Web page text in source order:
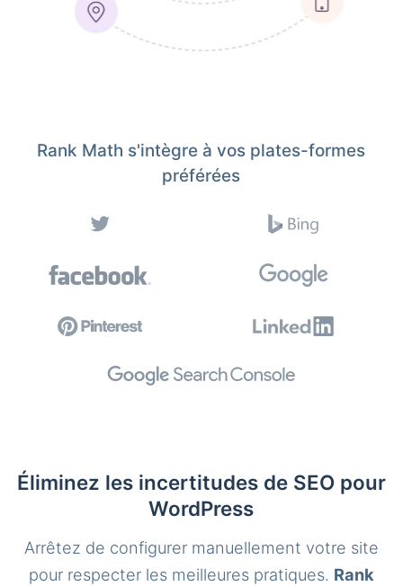
Rank Math s'intègre à vos plates-formes
préférées
Éliminez les incertitudes de SEO pour
WordPress
Arrêtez de configurer manuellement votre site
pour respecter les meilleures pratiques. Rank